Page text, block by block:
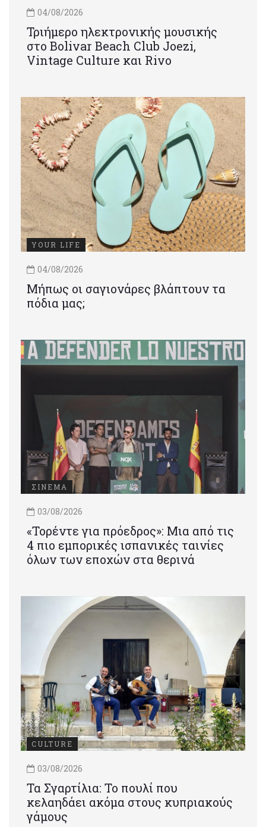
04/08/2026
Τριήμερο ηλεκτρονικής μουσικής
στο Bolivar Beach Club Joezi,
Vintage Culture και Rivo
YOUR LIFE
04/08/2026
Μήπως οι σαγιονάρες βλάπτουν τα
πόδια μας;
ΣΙΝΕΜΑ
03/08/2026
«Τορέντε για πρόεδρος»: Mια από τις
4 πιο εμπορικές ισπανικές ταινίες
όλων των εποχών στα θερινά
CULTURE
03/08/2026
Τα Σγαρτίλια: Το πουλί που
κελαηδάει ακόμα στους κυπριακούς
γάμους